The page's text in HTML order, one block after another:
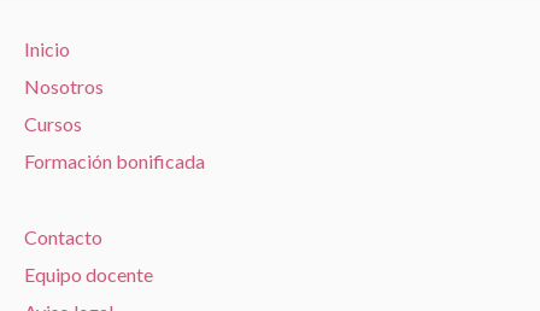
Inicio
Nosotros
Cursos
Formación bonificada
Contacto
Equipo docente